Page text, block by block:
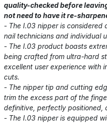
quality-checked before
not need to have it re-
- The I.03 nipper is considered
nail technicians and individual
- The I.03 product boasts
being crafted from ultra-hard
excellent user experience with
cuts.
- The nipper tip and cutting
trim the excess part of the
definitive, perfectly positioned,
- The I.03 nipper is equipped